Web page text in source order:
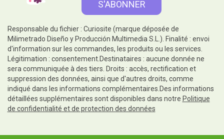
Responsable du fichier : Curiosite (marque déposée de
Milimetrado Diseño y Producción Multimedia S.L.). Finalité : envoi
d'information sur les commandes, les produits ou les services.
Légitimation : consentement.Destinataires : aucune donnée ne
sera communiquée à des tiers. Droits : accès, rectification et
suppression des données, ainsi que d'autres droits, comme
indiqué dans les informations complémentaires.Des informations
détaillées supplémentaires sont disponibles dans notre Politique
de confidentialité et de protection des données